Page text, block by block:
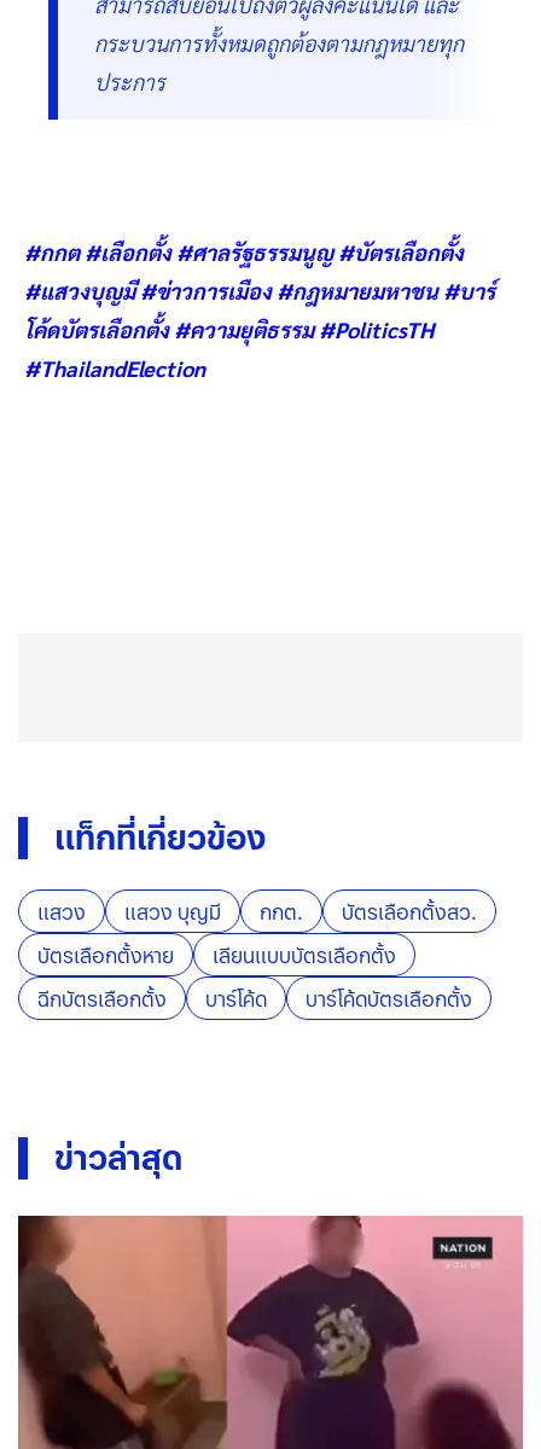
กระบวนการทั้งหมดถูกต้องตามกฎหมายทุก
ประการ
#กกต #เลือกตั้ง #ศาลรัฐธรรมนูญ #บัตรเลือกตั้ง
#แสวงบุญมี #ข่าวการเมือง #กฎหมายมหาชน #บาร์
โค้ดบัตรเลือกตั้ง #ความยุติธรรม #PoliticsTH
#ThailandElection
แท็กที่เกี่ยวข้อง
แสวง แสวง บุญมี กกต.
บัตรเลือกตั้งสว.
บัตรเลือกตั้งหาย
เลียนแบบบัตรเลือกตั้ง
ฉีกบัตรเลือกตั้ง
บาร์โค้ด บาร์โค้ดบัตรเลือกตั้ง
ข่าวล่าสุด